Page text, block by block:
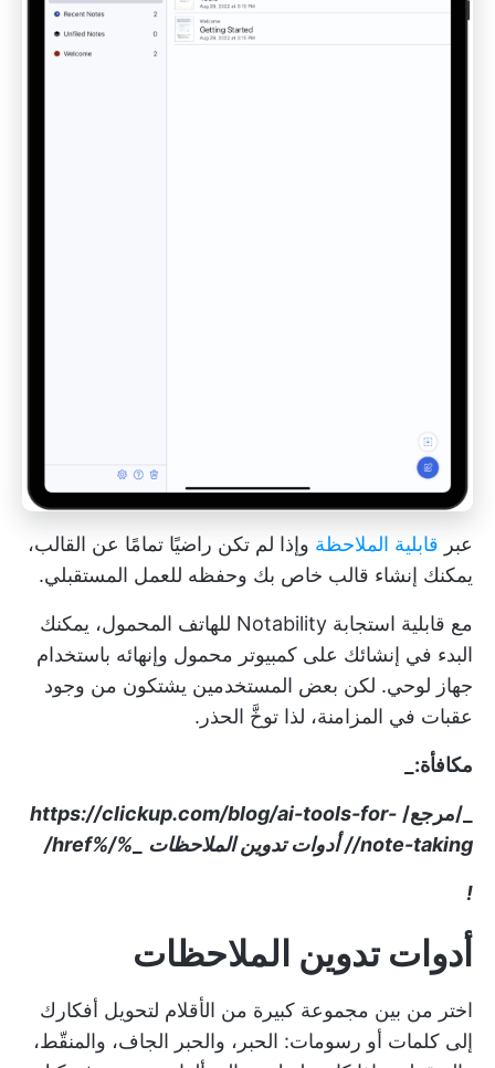
عبر قابلية الملاحظة وإذا لم تكن راضيًا تمامًا عن القالب،
يمكنك إنشاء قالب خاص بك وحفظه للعمل المستقبلي.
مع قابلية استجابة Notability للهاتف المحمول، يمكنك
البدء في إنشائك على كمبيوتر محمول وإنهائه باستخدام
جهاز لوحي. لكن بعض المستخدمين يشتكون من وجود
عقبات في المزامنة، لذا توخَّ الحذر.
مكافأة:_
_/مرجع/ https://clickup.com/blog/ai-tools-for-
note-taking//
أدوات تدوين الملاحظات %/%href/
!
أدوات تدوين الملاحظات
اختر من بين مجموعة كبيرة من الأقلام لتحويل أفكارك
إلى كلمات أو رسومات: الحبر، والحبر الجاف، والمنقّط،